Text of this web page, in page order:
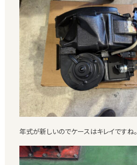
年式が新しいのでケースはキレイですね。